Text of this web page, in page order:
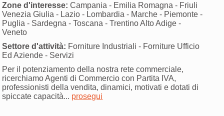
Zone d'interesse: Campania - Emilia Romagna - Friuli
Venezia Giulia - Lazio - Lombardia - Marche - Piemonte -
Puglia - Sardegna - Toscana - Trentino Alto Adige -
Veneto
Settore d'attività: Forniture Industriali - Forniture Ufficio
Ed Aziende - Servizi
Per il potenziamento della nostra rete commerciale,
ricerchiamo Agenti di Commercio con Partita IVA,
professionisti della vendita, dinamici, motivati e dotati di
spiccate capacità... prosegui